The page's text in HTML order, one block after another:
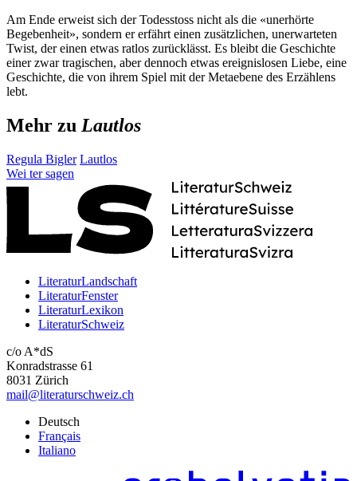
Am Ende erweist sich der Todesstoss nicht als die «unerhörte
Begebenheit», sondern er erfährt einen zusätzlichen, unerwarteten
Twist, der einen etwas ratlos zurücklässt. Es bleibt die Geschichte
einer zwar tragischen, aber dennoch etwas ereignislosen Liebe, eine
Geschichte, die von ihrem Spiel mit der Metaebene des Erzählens
lebt.
Mehr zu Lautlos
Regula Bigler Lautlos
Wei ter sagen
LiteraturLandschaft
LiteraturFenster
LiteraturLexikon
LiteraturSchweiz
c/o A*dS
Konradstrasse 61
8031 Zürich
mail@literaturschweiz.ch
Deutsch
Français
Italiano